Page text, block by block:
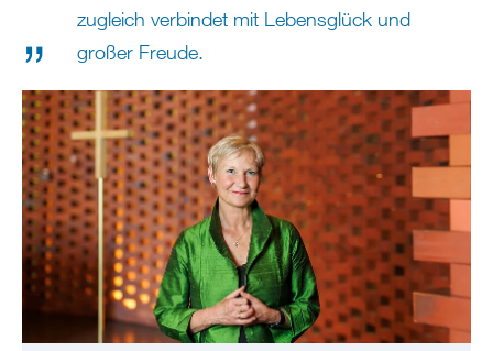
zugleich verbindet mit Lebensglück und
großer Freude.